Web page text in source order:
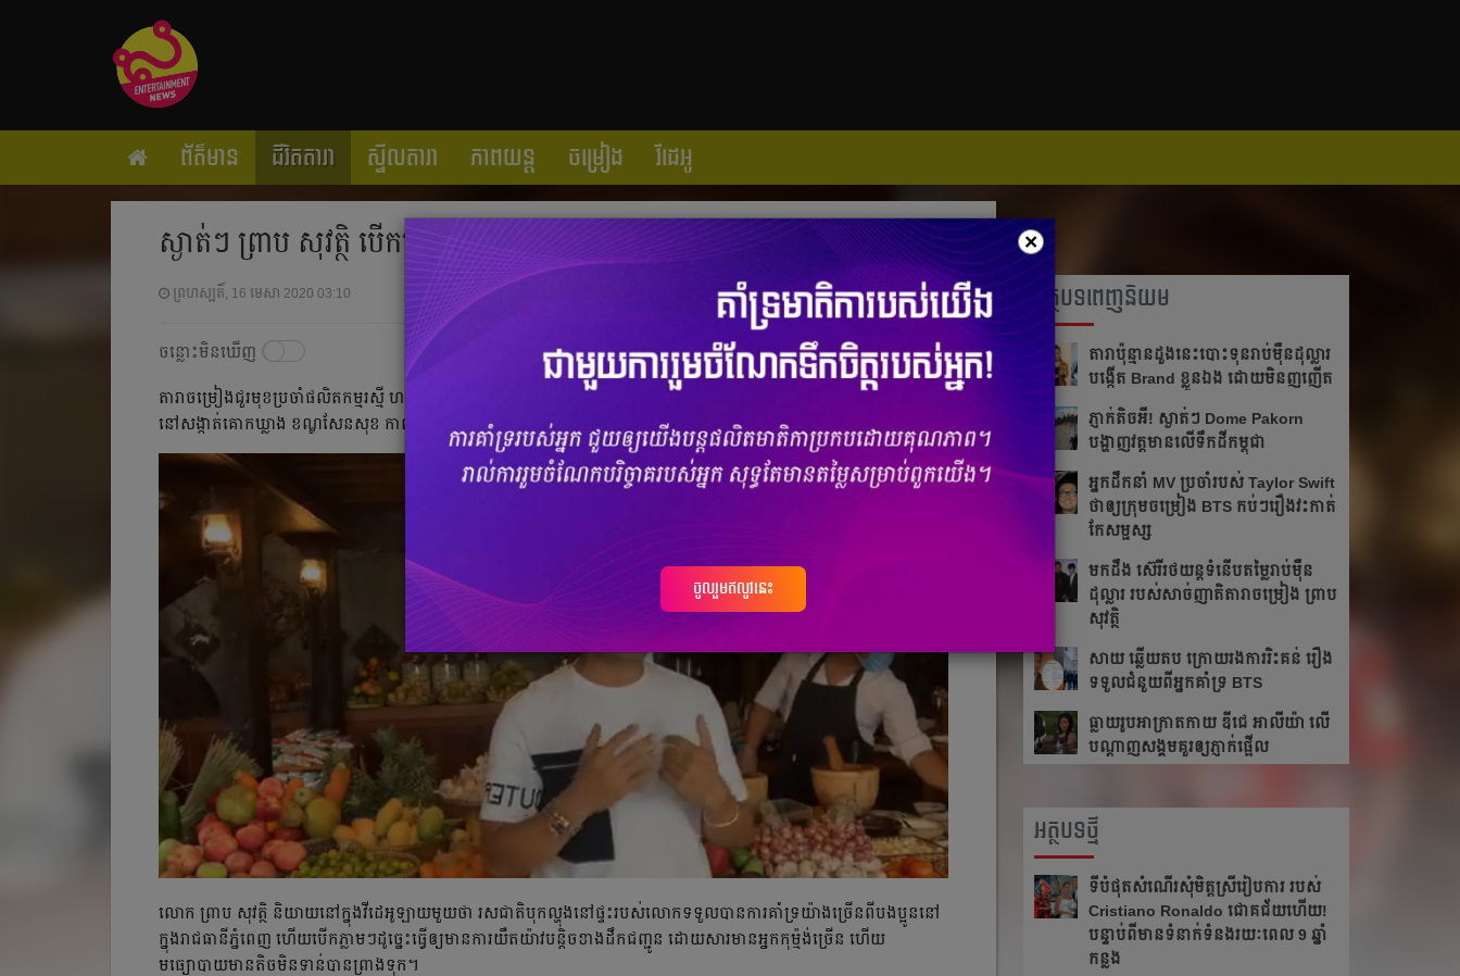
ព័ត៌មាន ជីវិតតារា ស្ទីលតារា ភាពយន្ត ចម្រៀង វីដេអូ
ស្ងាត់ៗ ព្រាប សុវត្ថិ បើកហាងបុកល្ហុងមួយយប់មិញ!
ព្រហស្បតិ៍, 16 មេសា 2020 03:10 ចំនួនមតិ0| ចំនួនចែករំលែក 0
ចន្លោះមិនឃើញ
តារា​ចម្រៀង​ជួរ​មុខ​ប្រចាំ​ផលិតកម្ម​រស្មី ហង្ស មាស លោក ព្រាប សុវត្ថិ បាន​បើក​ហាង​បុក​ល្ហុង​មួយ​នៅ​គេហដ្ឋាន​របស់​លោក​ផ្ទាល់ ស្ថិត
នៅ​សង្កាត់​គោកឃ្លាង ខណ្ឌ​សែនសុខ កាល​ពី​ល្ងាច​មិញ​នេះ។
លោក ព្រាប សុវត្ថិ និយាយ​នៅ​ក្នុង​វីដេអូ​ឡាយ​មួយ​ថា រសជាតិ​បុក​ល្ហុង​នៅ​ផ្ទះ​របស់​លោក​ទទួល​បាន​ការ​គាំទ្រ​យ៉ាង​ច្រើន​ពី​បងប្អូន​នៅ​
ក្នុង​រាជធានី​ភ្នំពេញ ហើយ​បើក​ភ្លាម​ៗ​ដូច្នេះ​ធ្វើ​ឲ្យ​មាន​ការ​យឺតយ៉ាវ​បន្តិច​ខាង​ដឹក​ជញ្ជូន ដោយ​សារ​មាន​អ្នក​កុម្ម៉ង់​ច្រើន ហើយ​
មធ្យោបាយ​មាន​តិច​មិន​ទាន់​បាន​ព្រាង​ទុក។
អត្ថបទពេញនិយម
តារា​ប៉ុន្មានដួងនេះបោះ​ទុន​រាប់​ម៉ឺន​ដុល្លារ
បង្កើត Brand ខ្លួន​ឯង ដោយមិនញញើត
ភ្ញាក់តិចអី!​ ស្ងាត់ៗ Dome Pakorn
បង្ហាញវត្តមាន​លើទឹកដីកម្ពុជា
អ្នក​ដឹក​នាំ​ MV ប្រចាំ​របស់​ Taylor Swift
ថា​ឲ្យ​ក្រុម​ចម្រៀង BTS កប់ៗ​រឿង​វះកាត់​
កែ​សម្ផស្ស
​មក​ដឹង​ ស៊េរីរថយន្ត​ទំនើប​តម្លៃ​រាប់​ម៉ឺន​
ដុល្លារ របស់​សាច់​ញាតិ​តារាចម្រៀង ​​ព្រាប
សុវត្ថិ
សាយ ឆ្លើយតប​ ក្រោយរង​ការ​រិះគន់ រឿង​
ទទួលជំនួយពីអ្នកគាំទ្រ BTS
ធ្លាយ​រូប​អាក្រាត​កាយ ឌីជេ អាលីយ៉ា លើ​
បណ្ដាញ​សង្គម​គួរ​ឲ្យ​ភ្ញាក់​ផ្អើល
អត្ថបទថ្មី
ទីបំផុតសំណើរសុំមិត្តស្រីរៀបការ របស់
Cristiano Ronaldo ជោគជ័យហើយ!
បន្ទាប់ពីមានទំនាក់ទំនងរយៈពេល 9 ឆ្នាំ
កន្លង
×
ចូលរួមឥលូវនេះ